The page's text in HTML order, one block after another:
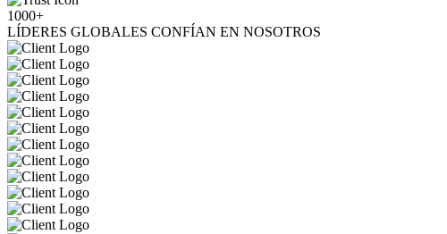
1000+
LÍDERES GLOBALES CONFÍAN EN NOSOTROS